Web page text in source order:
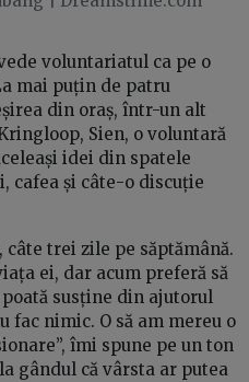
voluntariatul ca pe o
mai puțin de patru
din oraș, într-un alt
Sien, o voluntară
idei din spatele
cafea și câte-o discuție
câte trei zile pe săptămână.
ei, dar acum preferă să
susține din ajutorul
fac nimic. O să am mereu o
îmi spune pe un ton
gândul că vârsta ar putea